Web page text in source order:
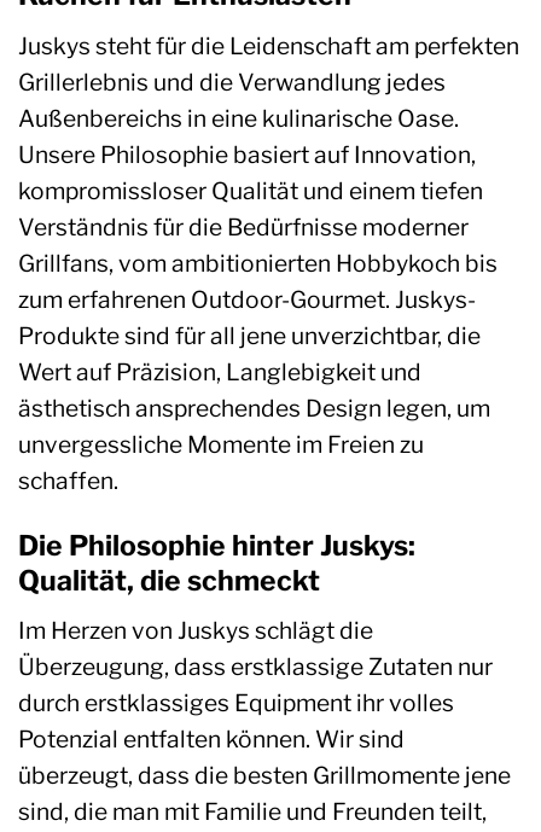
Juskys steht für die Leidenschaft am perfekten
Grillerlebnis und die Verwandlung jedes
Außenbereichs in eine kulinarische Oase.
Unsere Philosophie basiert auf Innovation,
kompromissloser Qualität und einem tiefen
Verständnis für die Bedürfnisse moderner
Grillfans, vom ambitionierten Hobbykoch bis
zum erfahrenen Outdoor-Gourmet. Juskys-
Produkte sind für all jene unverzichtbar, die
Wert auf Präzision, Langlebigkeit und
ästhetisch ansprechendes Design legen, um
unvergessliche Momente im Freien zu
schaffen.
Die Philosophie hinter Juskys:
Qualität, die schmeckt
Im Herzen von Juskys schlägt die
Überzeugung, dass erstklassige Zutaten nur
durch erstklassiges Equipment ihr volles
Potenzial entfalten können. Wir sind
überzeugt, dass die besten Grillmomente jene
sind, die man mit Familie und Freunden teilt,